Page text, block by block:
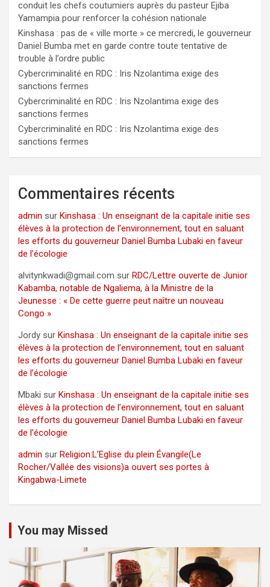
conduit les chefs coutumiers auprès du pasteur Ejiba
Yamampia pour renforcer la cohésion nationale
Kinshasa : pas de « ville morte » ce mercredi, le gouverneur
Daniel Bumba met en garde contre toute tentative de
trouble à l’ordre public
Cybercriminalité en RDC : Iris Nzolantima exige des
sanctions fermes
Cybercriminalité en RDC : Iris Nzolantima exige des
sanctions fermes
Cybercriminalité en RDC : Iris Nzolantima exige des
sanctions fermes
Commentaires récents
admin sur Kinshasa : Un enseignant de la capitale initie ses
élèves à la protection de l’environnement, tout en saluant
les efforts du gouverneur Daniel Bumba Lubaki en faveur
de l’écologie
alvitynkwadi@gmail.com sur RDC/Lettre ouverte de Junior
Kabamba, notable de Ngaliema, à la Ministre de la
Jeunesse : « De cette guerre peut naître un nouveau
Congo »
Jordy sur Kinshasa : Un enseignant de la capitale initie ses
élèves à la protection de l’environnement, tout en saluant
les efforts du gouverneur Daniel Bumba Lubaki en faveur
de l’écologie
Mbaki sur Kinshasa : Un enseignant de la capitale initie ses
élèves à la protection de l’environnement, tout en saluant
les efforts du gouverneur Daniel Bumba Lubaki en faveur
de l’écologie
admin sur Religion:L’Eglise du plein Évangile(Le
Rocher/Vallée des visions)a ouvert ses portes à
Kingabwa-Limete
You may Missed